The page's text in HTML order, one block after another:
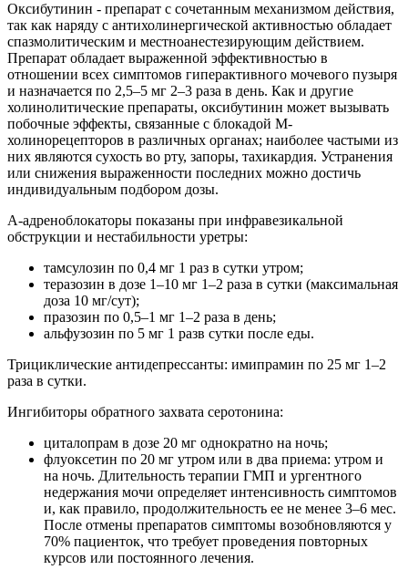
Оксибутинин - препарат с сочетанным механизмом действия,
так как наряду с антихолинергической активностью обладает
спазмолитическим и местноанестезирующим действием.
Препарат обладает выраженной эффективностью в
отношении всех симптомов гиперактивного мочевого пузыря
и назначается по 2,5–5 мг 2–3 раза в день. Как и другие
холинолитические препараты, оксибутинин может вызывать
побочные эффекты, связанные с блокадой М-
холинорецепторов в различных органах; наиболее частыми из
них являются сухость во рту, запоры, тахикардия. Устранения
или снижения выраженности последних можно достичь
индивидуальным подбором дозы.
Α-адреноблокаторы показаны при инфравезикальной
обструкции и нестабильности уретры:
тамсулозин по 0,4 мг 1 раз в сутки утром;
теразозин в дозе 1–10 мг 1–2 раза в сутки (максимальная
доза 10 мг/сут);
празозин по 0,5–1 мг 1–2 раза в день;
альфузозин по 5 мг 1 разв сутки после еды.
Трициклические антидепрессанты: имипрамин по 25 мг 1–2
раза в сутки.
Ингибиторы обратного захвата серотонина:
циталопрам в дозе 20 мг однократно на ночь;
флуоксетин по 20 мг утром или в два приема: утром и
на ночь. Длительность терапии ГМП и ургентного
недержания мочи определяет интенсивность симптомов
и, как правило, продолжительность ее не менее 3–6 мес.
После отмены препаратов симптомы возобновляются у
70% пациенток, что требует проведения повторных
курсов или постоянного лечения.